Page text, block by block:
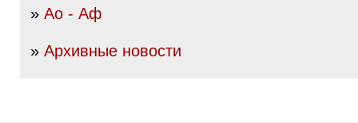
» Ао - Аф
» Архивные новости